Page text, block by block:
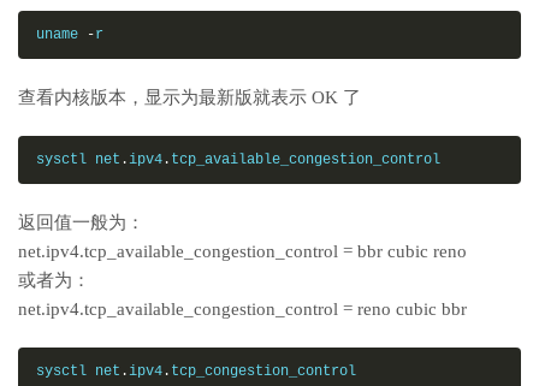
uname -r
查看内核版本，显示为最新版就表示 OK 了
sysctl net .ipv4 . tcp_available_congestion_control
返回值一般为：
net.ipv4.tcp_available_congestion_control = bbr cubic reno
或者为：
net.ipv4.tcp_available_congestion_control = reno cubic bbr
sysctl net .ipv4 . tcp_congestion_control